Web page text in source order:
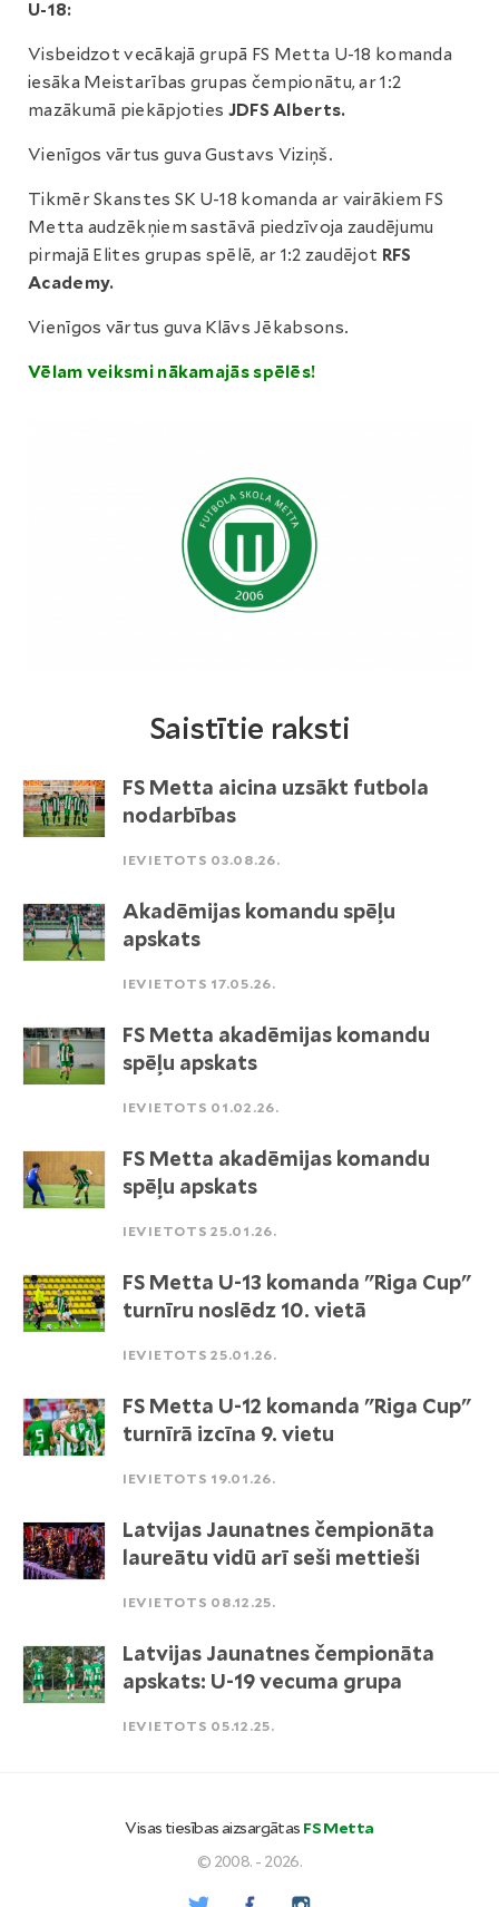
U-18:
Visbeidzot vecākajā grupā FS Metta U-18 komanda
iesāka Meistarības grupas čempionātu, ar 1:2
mazākumā piekāpjoties JDFS Alberts.
Vienīgos vārtus guva Gustavs Viziņš.
Tikmēr Skanstes SK U-18 komanda ar vairākiem FS
Metta audzēkņiem sastāvā piedzīvoja zaudējumu
pirmajā Elites grupas spēlē, ar 1:2 zaudējot RFS
Academy.
Vienīgos vārtus guva Klāvs Jēkabsons.
Vēlam veiksmi nākamajās spēlēs!
Saistītie raksti
FS Metta aicina uzsākt futbola
nodarbības
IEVIETOTS 03.08.26.
Akadēmijas komandu spēļu
apskats
IEVIETOTS 17.05.26.
FS Metta akadēmijas komandu
spēļu apskats
IEVIETOTS 01.02.26.
FS Metta akadēmijas komandu
spēļu apskats
IEVIETOTS 25.01.26.
FS Metta U-13 komanda "Riga Cup"
turnīru noslēdz 10. vietā
IEVIETOTS 25.01.26.
FS Metta U-12 komanda "Riga Cup"
turnīrā izcīna 9. vietu
IEVIETOTS 19.01.26.
Latvijas Jaunatnes čempionāta
laureātu vidū arī seši mettieši
IEVIETOTS 08.12.25.
Latvijas Jaunatnes čempionāta
apskats: U-19 vecuma grupa
IEVIETOTS 05.12.25.
Visas tiesības aizsargātas FS Metta
© 2008. - 2026.